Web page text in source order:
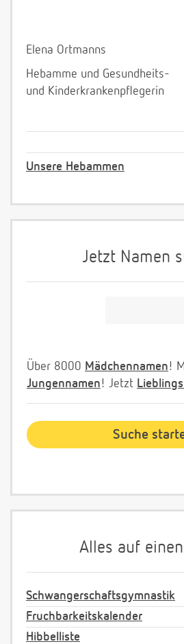
Elena Ortmanns
Hebamme und Gesundheits-
und Kinderkrankenpflegerin
Unsere Hebammen
Jetzt Namen
Über 8000 Mädchennamen!
Jungennamen! Jetzt
Alles auf
Schwangerschaftsgymnastik
Fruchbarkeitskalender
Hibbelliste